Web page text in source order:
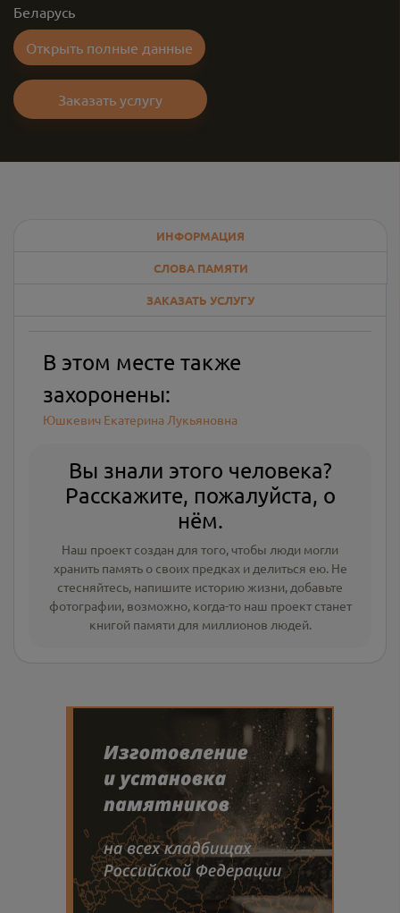
Беларусь
Открыть полные данные
Заказать услугу
ИНФОРМАЦИЯ
СЛОВА ПАМЯТИ
ЗАКАЗАТЬ УСЛУГУ
В этом месте также
захоронены:
Юшкевич Екатерина Лукьяновна
Вы знали этого человека?
Расскажите, пожалуйста, о
нём.
Наш проект создан для того, чтобы люди могли
хранить память о своих предках и делиться ею. Не
стесняйтесь, напишите историю жизни, добавьте
фотографии, возможно, когда-то наш проект станет
книгой памяти для миллионов людей.